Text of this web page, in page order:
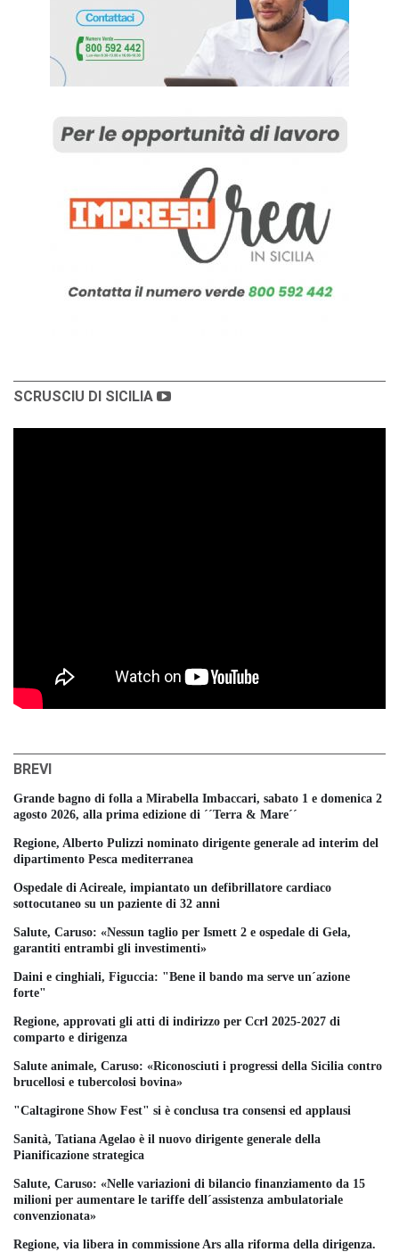
SCRUSCIU DI SICILIA
BREVI
Grande bagno di folla a Mirabella Imbaccari, sabato 1 e domenica 2
agosto 2026, alla prima edizione di ´´Terra & Mare´´
Regione, Alberto Pulizzi nominato dirigente generale ad interim del
dipartimento Pesca mediterranea
Ospedale di Acireale, impiantato un defibrillatore cardiaco
sottocutaneo su un paziente di 32 anni
Salute, Caruso: «Nessun taglio per Ismett 2 e ospedale di Gela,
garantiti entrambi gli investimenti»
Daini e cinghiali, Figuccia: "Bene il bando ma serve un´azione
forte"
Regione, approvati gli atti di indirizzo per Ccrl 2025-2027 di
comparto e dirigenza
Salute animale, Caruso: «Riconosciuti i progressi della Sicilia contro
brucellosi e tubercolosi bovina»
"Caltagirone Show Fest" si è conclusa tra consensi ed applausi
Sanità, Tatiana Agelao è il nuovo dirigente generale della
Pianificazione strategica
Salute, Caruso: «Nelle variazioni di bilancio finanziamento da 15
milioni per aumentare le tariffe dell´assistenza ambulatoriale
convenzionata»
Regione, via libera in commissione Ars alla riforma della dirigenza.